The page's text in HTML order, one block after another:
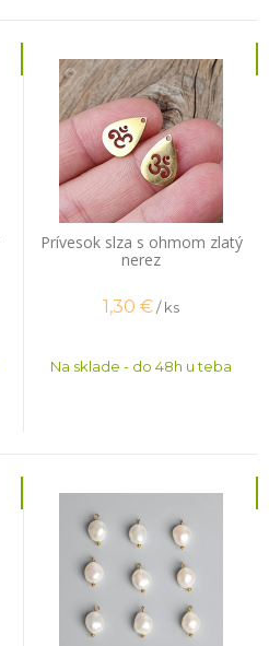
Prívesok slza s ohmom zlatý
nerez
1,30 €/ ks
Na sklade - do 48h u teba